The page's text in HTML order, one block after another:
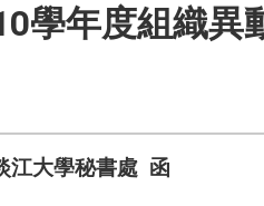
學年度組織
江大學秘書處 函